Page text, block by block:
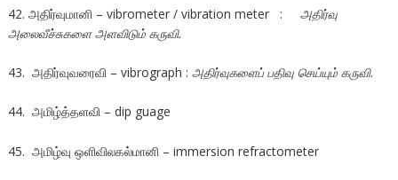
42. அதிர்வுமானி – vibrometer / vibration meter : அதிர்வு
அலைவீச்சுகளை அளவிடும் கருவி.
43. அதிர்வுவரைவி – vibrograph : அதிர்வுகளைப் பதிவு செய்யும் கருவி.
44. அமிழ்த்தளவி – dip guage
45. அமிழ்வு ஒளிவிலகல்மானி – immersion refractometer